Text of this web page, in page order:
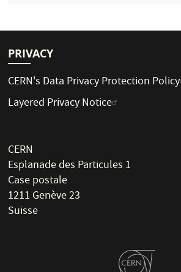
PRIVACY
CERN's Data Privacy Protection Policy
Layered Privacy Notice
CERN
Esplanade des Particules 1
Case postale
1211 Genève 23
Suisse